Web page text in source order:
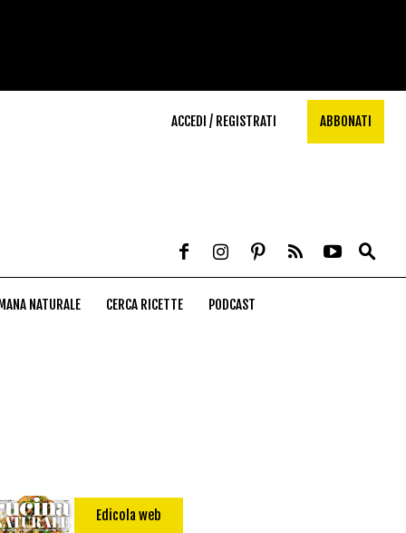
ACCEDI / REGISTRATI ABBONATI
NATURALE CERCA RICETTE PODCAST
Edicola web